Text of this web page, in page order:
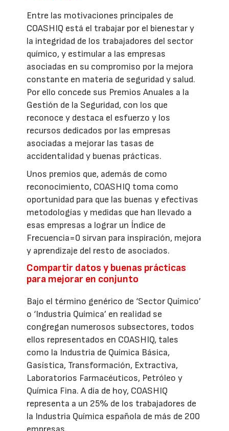
Entre las motivaciones principales de
COASHIQ está el trabajar por el bienestar y
la integridad de los trabajadores del sector
químico, y estimular a las empresas
asociadas en su compromiso por la mejora
constante en materia de seguridad y salud.
Por ello concede sus Premios Anuales a la
Gestión de la Seguridad, con los que
reconoce y destaca el esfuerzo y los
recursos dedicados por las empresas
asociadas a mejorar las tasas de
accidentalidad y buenas prácticas.
Unos premios que, además de como
reconocimiento, COASHIQ toma como
oportunidad para que las buenas y efectivas
metodologías y medidas que han llevado a
esas empresas a lograr un Índice de
Frecuencia=0 sirvan para inspiración, mejora
y aprendizaje del resto de asociados.
Compartir datos y buenas prácticas
para mejorar en conjunto
Bajo el término genérico de ‘Sector Químico’
o ‘Industria Química’ en realidad se
congregan numerosos subsectores, todos
ellos representados en COASHIQ, tales
como la Industria de Química Básica,
Gasística, Transformación, Extractiva,
Laboratorios Farmacéuticos, Petróleo y
Química Fina. A día de hoy, COASHIQ
representa a un 25% de los trabajadores de
la Industria Química española de más de 200